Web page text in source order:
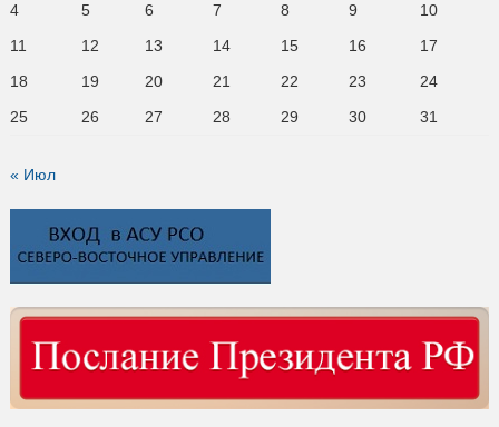
4
5 6 7 8 9
10
11
12 13 14 15 16
17
18
19 20 21 22 23
24
25
26 27 28 29 30 31
« Июл